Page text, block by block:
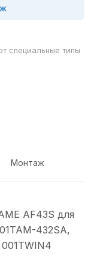
специальные типы
Монтаж
AF43S для
432SA,